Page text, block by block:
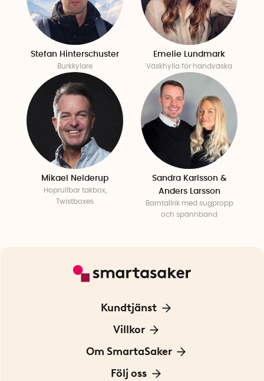
Stefan Hinterschuster
Burkkylare
Emelie Lundmark
Väskhylla för handväska
Mikael Nelderup
Hoprullbar takbox,
Twistboxes
Sandra Karlsson &
Anders Larsson
Barntallrik med sugpropp
och spännband
Kundtjänst
Kontakta oss
För Företag
Villkor
Frakt och leverans
Personuppgiftspolicy
Om SmartaSaker
Om oss
Följ oss